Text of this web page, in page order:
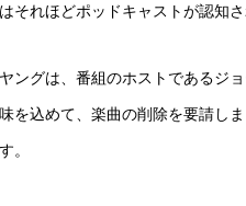
それほどポッドキャストが認知
ングは、番組のホストであるジ
を込めて、楽曲の削除を要請し
。